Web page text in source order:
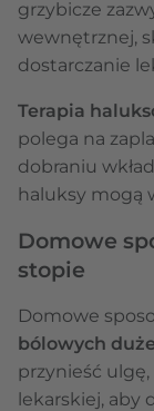
grzybicze
wewnętrznej,
dostarczanie
Terapia
polega na
dobraniu
haluksy mogą
Domowe
stopie
Domowe
bólowych
przynieść
lekarskiej, aby